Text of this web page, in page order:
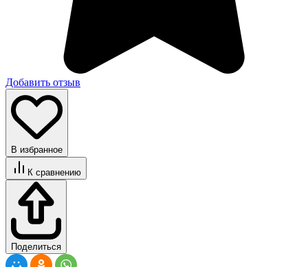
Добавить отзыв
В избранное
К сравнению
Поделиться